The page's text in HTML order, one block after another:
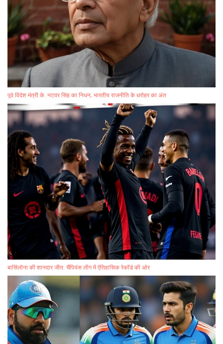
पूर्व विदेश मंत्री के. नटवर सिंह का निधन, भारतीय राजनीति के धरोहर का अंत
बार्सिलोना की शानदार जीत: चैंपियंस लीग में ऐतिहासिक रेकॉर्ड की ओर